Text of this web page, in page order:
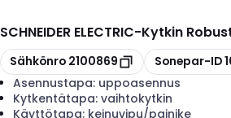
SCHNEIDER ELECTRIC-Kytkin
Kopioi
Sähkönro 2100869 Kopioi
Sonepar-ID
Asennustapa: uppoasennus
Kytkentätapa: vaihtokytkin
Käyttötapa: keinuvipu/painike